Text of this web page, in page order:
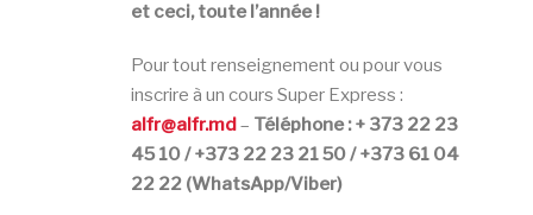
et ceci, toute l’année !
Pour tout renseignement ou pour vous
inscrire à un cours Super Express :
alfr@alfr.md– Téléphone : + 373 22 23
45 10 / +373 22 23 21 50 / +373 61 04
22 22 (WhatsApp/Viber)